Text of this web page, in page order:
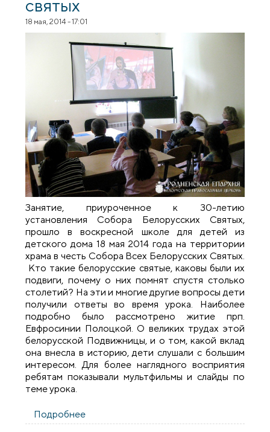
святых
18 мая, 2014 - 17:01
Занятие, приуроченное к 30-летию
установления Собора Белорусских Святых,
прошло в воскресной школе для детей из
детского дома 18 мая 2014 года на территории
храма в честь Собора Всех Белорусских Святых.
Кто такие белорусские святые, каковы были их
подвиги, почему о них помнят спустя столько
столетий? На эти и многие другие вопросы дети
получили ответы во время урока. Наиболее
подробно было рассмотрено житие прп.
Евфросинии Полоцкой. О великих трудах этой
белорусской Подвижницы, и о том, какой вклад
она внесла в историю, дети слушали с большим
интересом. Для более наглядного восприятия
ребятам показывали мультфильмы и слайды по
теме урока.
Подробнее